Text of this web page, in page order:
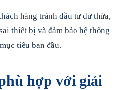
hàng tránh đầu tư dư thừa,
thiết bị và đảm bảo hệ thống
tiêu ban đầu.
hợp với giải